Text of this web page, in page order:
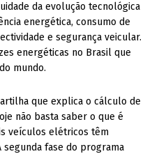
da evolução tecnológica
energética, consumo de
e segurança veicular.
energéticas no Brasil que
mundo.
que explica o cálculo de
não basta saber o que é
veículos elétricos têm
segunda fase do programa